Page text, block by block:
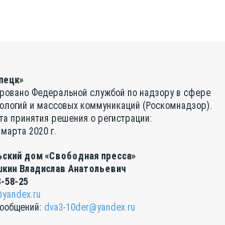
Федеральной службой по надзору в сфере
и массовых коммуникаций (Роскомнадзор).
принятия решения о регистрации:
2020 г.
дом «Свободная пресса»
Владислав Анатольевич
58-25
dva3-10der@yandex.ru